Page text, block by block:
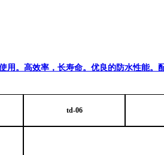
用。高效率，长寿命。优良的防水性能。
td-06